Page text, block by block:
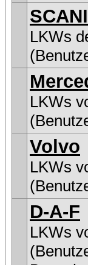
LKWs
LKWs
Volvo
LKWs
D-A-F
LKWs